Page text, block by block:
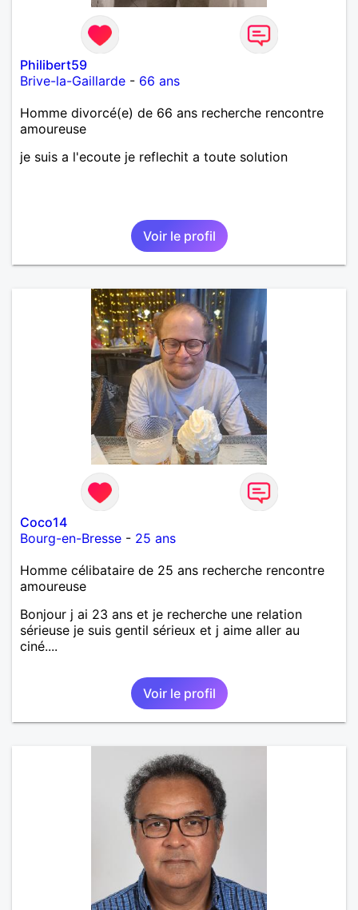
Philibert59
Brive-la-Gaillarde - 66 ans
Homme divorcé(e) de 66 ans recherche rencontre
amoureuse
je suis a l'ecoute je reflechit a toute solution
Voir le profil
Coco14
Bourg-en-Bresse - 25 ans
Homme célibataire de 25 ans recherche rencontre
amoureuse
Bonjour j ai 23 ans et je recherche une relation
sérieuse je suis gentil sérieux et j aime aller au
ciné....
Voir le profil